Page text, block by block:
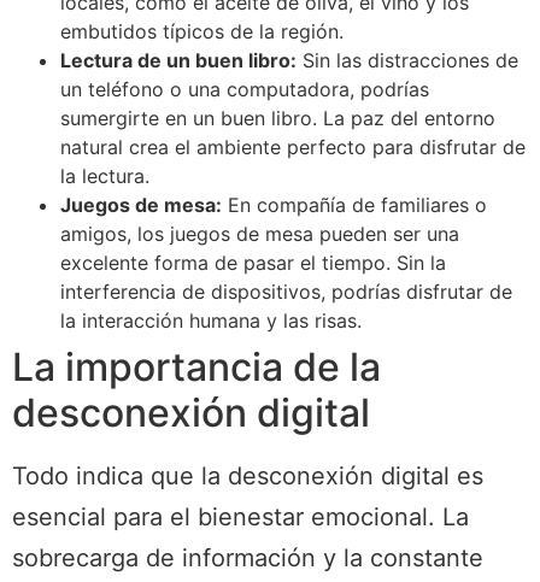
embutidos típicos de la región.
Lectura de un buen libro: Sin las distracciones de
un teléfono o una computadora, podrías
sumergirte en un buen libro. La paz del entorno
natural crea el ambiente perfecto para disfrutar de
la lectura.
Juegos de mesa: En compañía de familiares o
amigos, los juegos de mesa pueden ser una
excelente forma de pasar el tiempo. Sin la
interferencia de dispositivos, podrías disfrutar de
la interacción humana y las risas.
La importancia de la
desconexión digital
Todo indica que la desconexión digital es
esencial para el bienestar emocional. La
sobrecarga de información y la constante